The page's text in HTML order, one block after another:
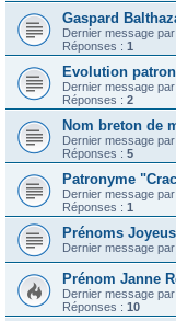
Gaspard
Dernier message par
Réponses : 1
Evolution
Dernier message par
Réponses : 2
Nom breton de
Dernier message par
Réponses : 5
Patronyme
Dernier message par
Réponses : 1
Prénoms
Dernier message par
Prénom Janne
Dernier message par
Réponses : 10